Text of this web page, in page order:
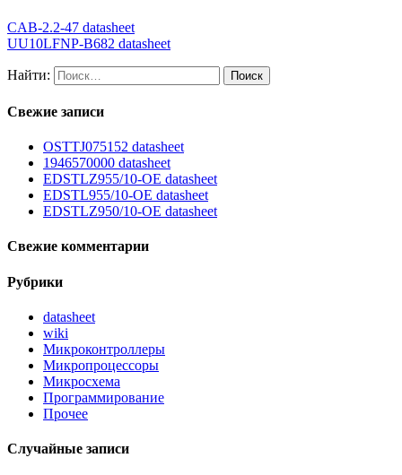
CAB-2.2-47 datasheet
UU10LFNP-B682 datasheet
Найти:
Свежие записи
OSTTJ075152 datasheet
1946570000 datasheet
EDSTLZ955/10-OE datasheet
EDSTL955/10-OE datasheet
EDSTLZ950/10-OE datasheet
Свежие комментарии
Рубрики
datasheet
wiki
Микроконтроллеры
Микропроцессоры
Микросхема
Программирование
Прочее
Случайные записи